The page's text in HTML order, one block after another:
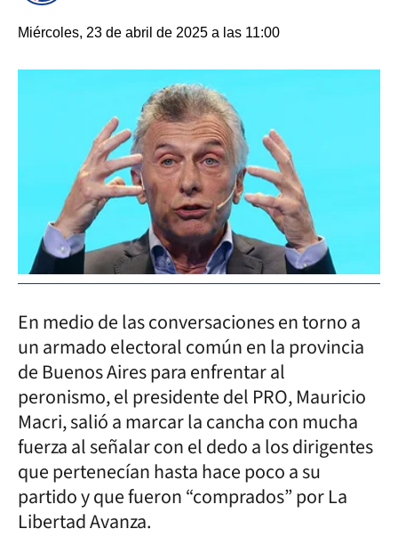
Miércoles, 23 de abril de 2025 a las 11:00
En medio de las conversaciones en torno a
un armado electoral común en la provincia
de Buenos Aires para enfrentar al
peronismo, el presidente del PRO, Mauricio
Macri, salió a marcar la cancha con mucha
fuerza al señalar con el dedo a los dirigentes
que pertenecían hasta hace poco a su
partido y que fueron “comprados” por La
Libertad Avanza.